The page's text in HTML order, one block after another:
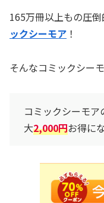
165万冊以上もの圧倒
ックシーモア ！
そんなコミックシー
コミックシーモ
大2,000円お得に